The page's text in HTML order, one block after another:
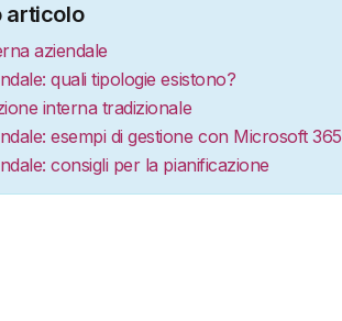
articolo
aziendale
quali tipologie esistono?
interna tradizionale
esempi di gestione con Microsoft 365
consigli per la pianificazione